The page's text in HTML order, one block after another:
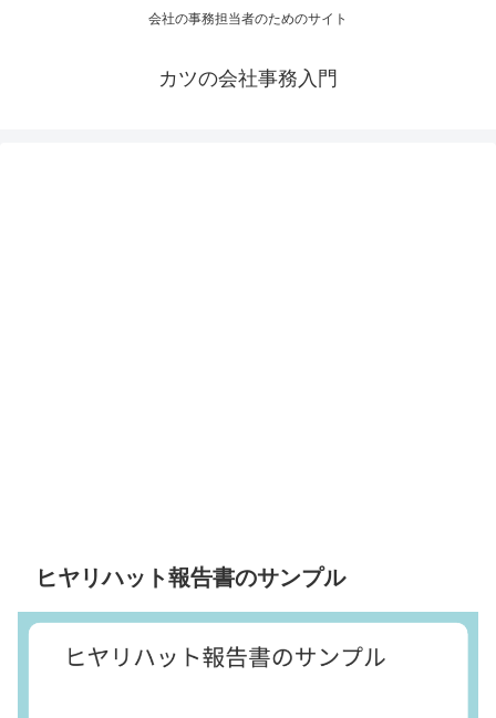
会社の事務担当者のためのサイト
カツの会社事務入門
ヒヤリハット報告書のサンプル